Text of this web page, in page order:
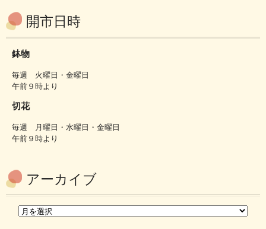
開市日時
鉢物
毎週 火曜日・金曜日
午前９時より
切花
毎週 月曜日・水曜日・金曜日
午前９時より
アーカイブ